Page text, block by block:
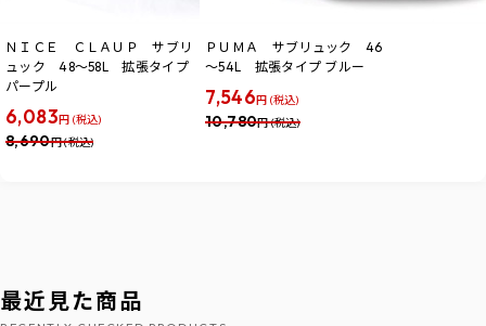
ＮＩＣＥ ＣＬＡＵＰ サブリ
ュック 48～58L 拡張タイプ
パープル
6,083円 (税込)
8,690円 (税込)
ＰＵＭＡ サブリュック 46
～54L 拡張タイプ ブルー
7,546円 (税込)
10,780円 (税込)
最近見た商品